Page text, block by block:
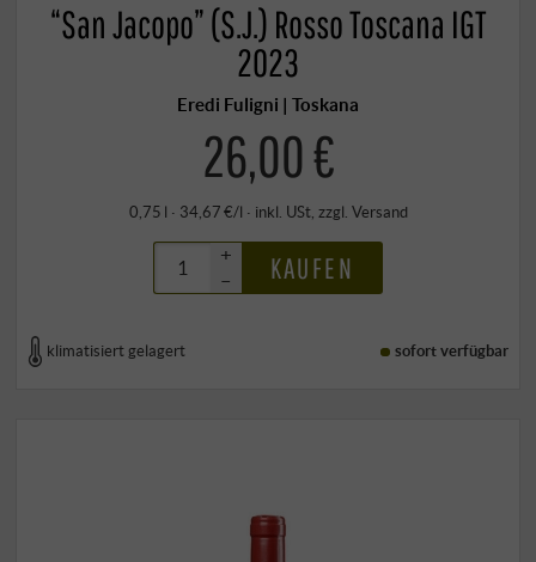
“San Jacopo” (S.J.) Rosso Toscana IGT
2023
Eredi Fuligni | Toskana
26,00 €
0,75 l · 34,67 €/l · inkl. USt, zzgl. Versand
+
–
KAUFEN
klimatisiert gelagert sofort verfügbar